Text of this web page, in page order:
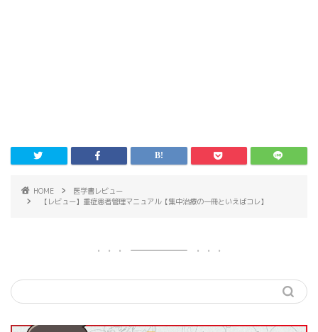
HOME
医学書レビュー
【レビュー】重症患者管理マニュアル【集中治療の一冊といえばコレ】